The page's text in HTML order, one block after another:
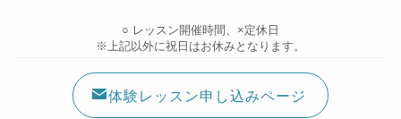
○ レッスン開催時間、×定休日
※上記以外に祝日はお休みとなります。
体験レッスン申し込みページ